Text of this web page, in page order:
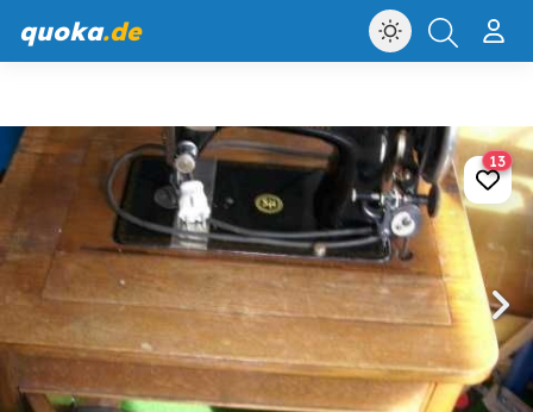
quoka.de
13